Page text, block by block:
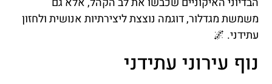
משמשת מגדלור, דוגמה נוצצת ליצירתיות אנושית ולחזון
עתידני. 🌌
נוף עירוני עתידני